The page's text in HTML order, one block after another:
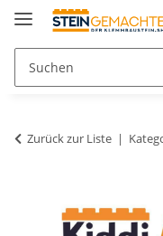
Zurück zur Liste